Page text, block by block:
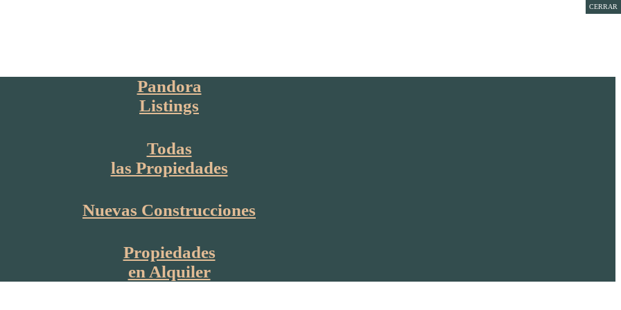
Pandora
Listings
Todas
las Propiedades
Nuevas Construcciones
Propiedades
en Alquiler
CERRAR